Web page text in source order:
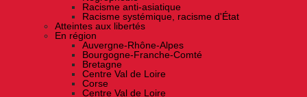
Racisme anti-asiatique
Racisme systémique, racisme d'État
Atteintes aux libertés
En région
Auvergne-Rhône-Alpes
Bourgogne-Franche-Comté
Bretagne
Centre Val de Loire
Corse
Centre Val de Loire